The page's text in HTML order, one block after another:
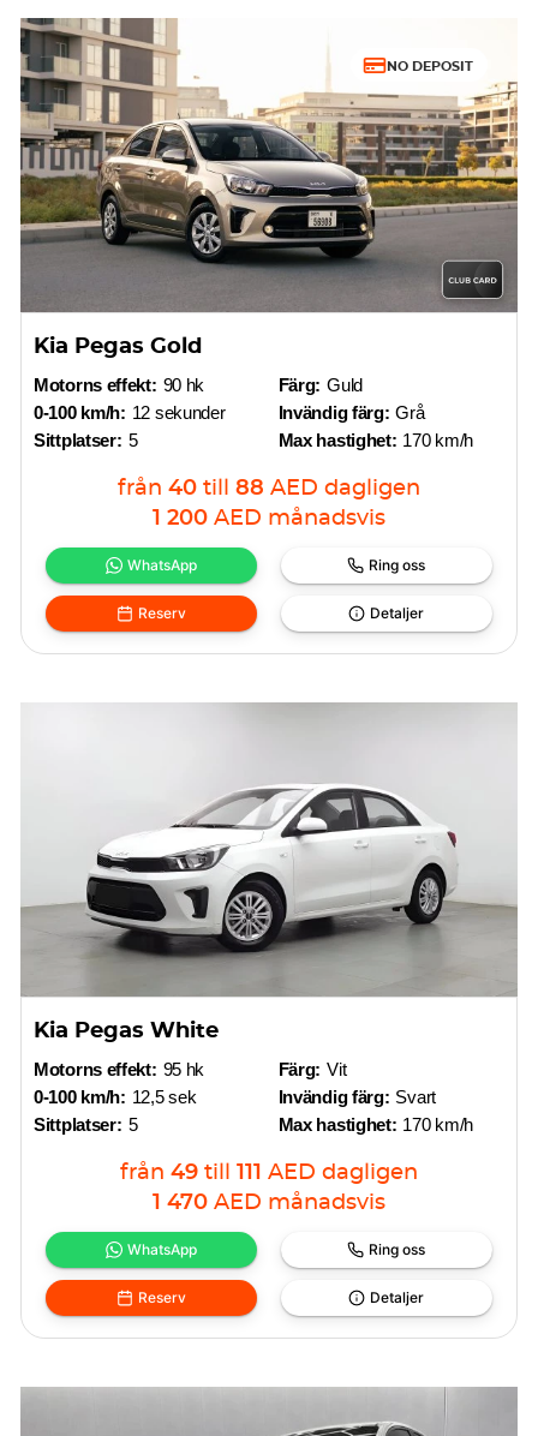
NO DEPOSIT
Kia Pegas Gold
Motorns effekt: 90 hk
0-100 km/h: 12 sekunder
Sittplatser: 5
Färg: Guld
Invändig färg: Grå
Max hastighet: 170 km/h
från 40 till 88 AED dagligen
1 200 AED månadsvis
WhatsApp Ring oss
Reserv Detaljer
Kia Pegas White
Motorns effekt: 95 hk
0-100 km/h: 12,5 sek
Sittplatser: 5
Färg: Vit
Invändig färg: Svart
Max hastighet: 170 km/h
från 49 till 111 AED dagligen
1 470 AED månadsvis
WhatsApp Ring oss
Reserv Detaljer